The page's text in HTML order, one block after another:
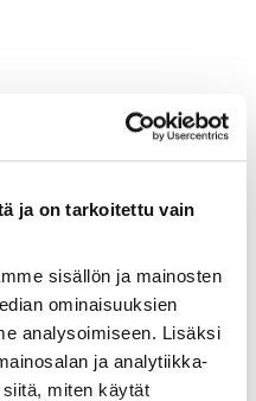
ja on tarkoitettu vain
sisällön ja mainosten
ominaisuuksien
analysoimiseen. Lisäksi
ja analytiikka-
miten käytät